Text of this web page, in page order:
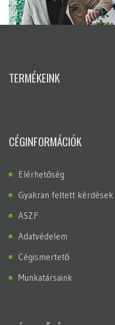
TERMÉKEINK
CÉGINFORMÁCIÓK
Elérhetőség
Gyakran feltett kérdések
ASZF
Adatvédelem
Cégismertető
Munkatársaink